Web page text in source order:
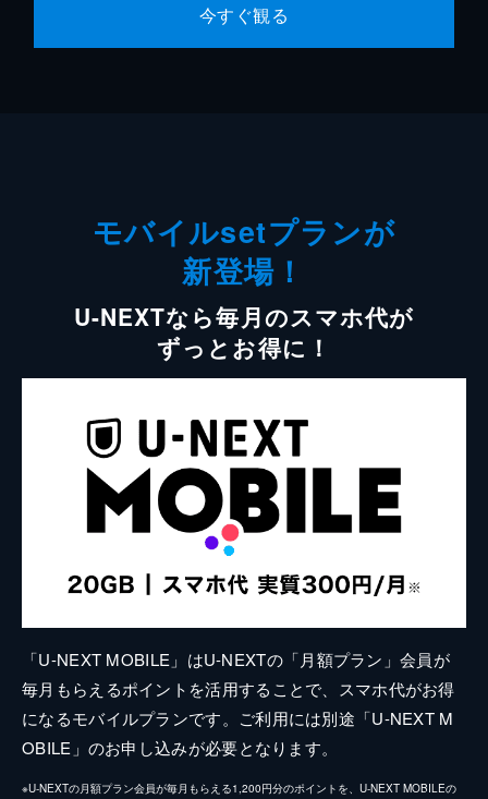
今すぐ観る
モバイルsetプランが
新登場！
U-NEXTなら毎月のスマホ代が
ずっとお得に！
「U-NEXT MOBILE」はU-NEXTの「月額プラン」会員が
毎月もらえるポイントを活用することで、スマホ代がお得
になるモバイルプランです。ご利用には別途「U-NEXT M
OBILE」のお申し込みが必要となります。
※U-NEXTの月額プラン会員が毎月もらえる1,200円分のポイントを、U-NEXT MOBILEの